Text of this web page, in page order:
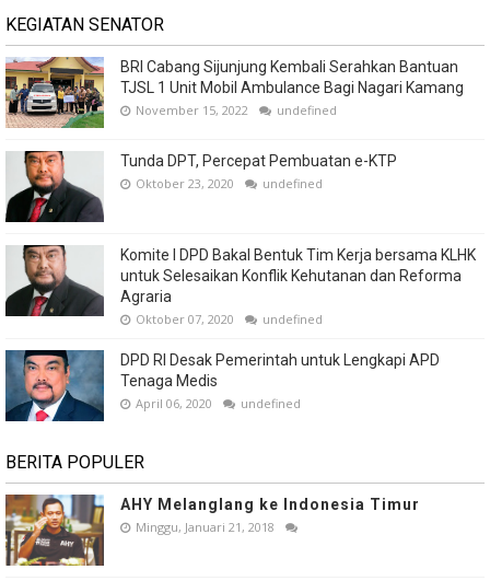
KEGIATAN SENATOR
BRI Cabang Sijunjung Kembali Serahkan Bantuan
TJSL 1 Unit Mobil Ambulance Bagi Nagari Kamang
November 15, 2022 undefined
Tunda DPT, Percepat Pembuatan e-KTP
Oktober 23, 2020 undefined
Komite I DPD Bakal Bentuk Tim Kerja bersama KLHK
untuk Selesaikan Konflik Kehutanan dan Reforma
Agraria
Oktober 07, 2020 undefined
DPD RI Desak Pemerintah untuk Lengkapi APD
Tenaga Medis
April 06, 2020 undefined
BERITA POPULER
AHY Melanglang ke Indonesia Timur
Minggu, Januari 21, 2018